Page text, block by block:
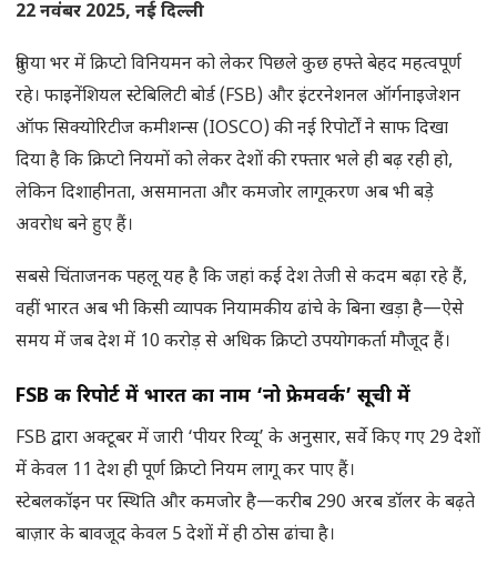
22 नवंबर 2025, नई दिल्ली
दुनिया भर में क्रिप्टो विनियमन को लेकर पिछले कुछ हफ्ते बेहद महत्वपूर्ण
रहे। फाइनेंशियल स्टेबिलिटी बोर्ड (FSB) और इंटरनेशनल ऑर्गनाइजेशन
ऑफ सिक्योरिटीज कमीशन्स (IOSCO) की नई रिपोर्टों ने साफ दिखा
दिया है कि क्रिप्टो नियमों को लेकर देशों की रफ्तार भले ही बढ़ रही हो,
लेकिन दिशाहीनता, असमानता और कमजोर लागूकरण अब भी बड़े
अवरोध बने हुए हैं।
सबसे चिंताजनक पहलू यह है कि जहां कई देश तेजी से कदम बढ़ा रहे हैं,
वहीं भारत अब भी किसी व्यापक नियामकीय ढांचे के बिना खड़ा है—ऐसे
समय में जब देश में 10 करोड़ से अधिक क्रिप्टो उपयोगकर्ता मौजूद हैं।
FSB की रिपोर्ट में भारत का नाम ‘नो फ्रेमवर्क’ सूची में
FSB द्वारा अक्टूबर में जारी ‘पीयर रिव्यू’ के अनुसार, सर्वे किए गए 29 देशों
में केवल 11 देश ही पूर्ण क्रिप्टो नियम लागू कर पाए हैं।
स्टेबलकॉइन पर स्थिति और कमजोर है—करीब 290 अरब डॉलर के बढ़ते
बाज़ार के बावजूद केवल 5 देशों में ही ठोस ढांचा है।